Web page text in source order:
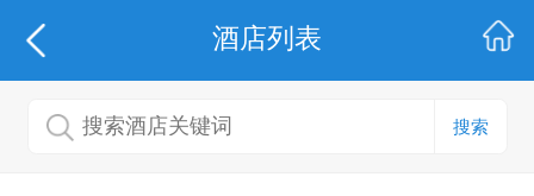
酒店列表
搜索